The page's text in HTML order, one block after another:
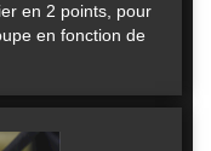
en 2 points, pour
en fonction de